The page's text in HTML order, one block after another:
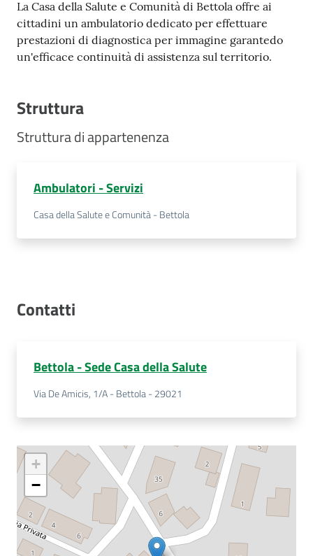
territorio
Piacenza
Scuole
La Casa della Salute e Comunità di Bettola offre ai
cittadini un ambulatorio dedicato per effettuare
prestazioni di diagnostica per immagine garantedo
un'efficace continuità di assistenza sul territorio.
Struttura
Struttura di appartenenza
Ambulatori - Servizi
Casa della Salute e Comunità - Bettola
Contatti
Bettola - Sede Casa della Salute
Via De Amicis, 1/A - Bettola - 29021
+
−